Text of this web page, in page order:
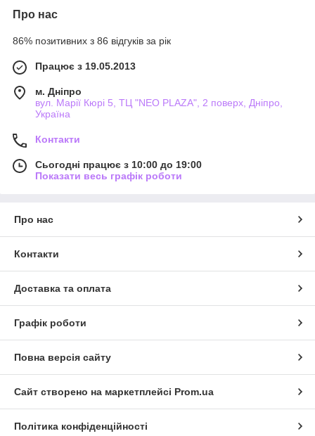
Про нас
86% позитивних з 86 відгуків за рік
Працює з 19.05.2013
м. Дніпро
вул. Марії Кюрі 5, ТЦ "NEO PLAZA", 2 поверх, Дніпро,
Україна
Контакти
Сьогодні працює з 10:00 до 19:00
Показати весь графік роботи
Про нас
Контакти
Доставка та оплата
Графік роботи
Повна версія сайту
Сайт створено на маркетплейсі Prom.ua
Політика конфіденційності